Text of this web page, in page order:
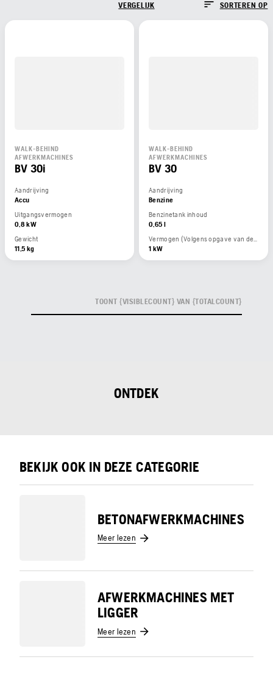
VERGELIJK SORTEREN OP
WALK-BEHIND
AFWERKMACHINES
BV 30i
Aandrijving
Accu
Uitgangsvermogen
0,8 kW
Gewicht
11,5 kg
WALK-BEHIND
AFWERKMACHINES
BV 30
Aandrijving
Benzine
Benzinetank inhoud
0,65 l
Vermogen (Volgens opgave van de motorfabrikant)
1 kW
TOONT {VISIBLECOUNT} VAN {TOTALCOUNT}
ONTDEK
BEKIJK OOK IN DEZE CATEGORIE
BETONAFWERKMACHINES
Meer lezen
AFWERKMACHINES MET
LIGGER
Meer lezen